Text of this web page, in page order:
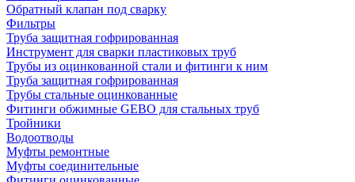
Обратный клапан под сварку
Фильтры
Труба защитная гофрированная
Инструмент для сварки пластиковых труб
Трубы из оцинкованной стали и фитинги к ним
Труба защитная гофрированная
Трубы стальные оцинкованные
Фитинги обжимные GEBO для стальных труб
Тройники
Водоотводы
Муфты ремонтные
Муфты соединительные